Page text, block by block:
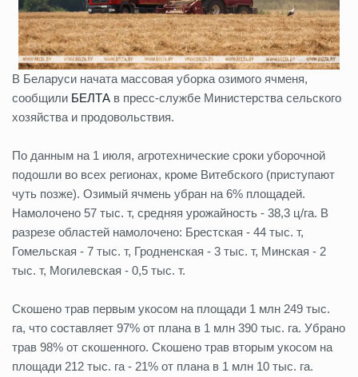
В Беларуси начата массовая уборка озимого ячменя,
сообщили БЕЛТА в пресс-службе Министерства сельского
хозяйства и продовольствия.
По данным на 1 июля, агротехнические сроки уборочной
подошли во всех регионах, кроме Витебского (приступают
чуть позже). Озимый ячмень убран на 6% площадей.
Намолочено 57 тыс. т, средняя урожайность - 38,3 ц/га. В
разрезе областей намолочено: Брестская - 44 тыс. т,
Гомельская - 7 тыс. т, Гродненская - 3 тыс. т, Минская - 2
тыс. т, Могилевская - 0,5 тыс. т.
Скошено трав первым укосом на площади 1 млн 249 тыс.
га, что составляет 97% от плана в 1 млн 390 тыс. га. Убрано
трав 98% от скошенного. Скошено трав вторым укосом на
площади 212 тыс. га - 21% от плана в 1 млн 10 тыс. га.